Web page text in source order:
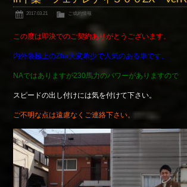
2017.03.21 ご成約情報
この度は即決でのご契約ありがとうございます。
内外装極上のZha大変希少で人気のある車です。
NAではありますが230馬力のパワーがありますので
スピードの出し付けには気を付けて下さい。
ご不明な点は遠慮なくご連絡下さい。